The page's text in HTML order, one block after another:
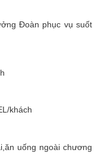
Đoàn phục vụ suốt
khách
uống ngoài chương